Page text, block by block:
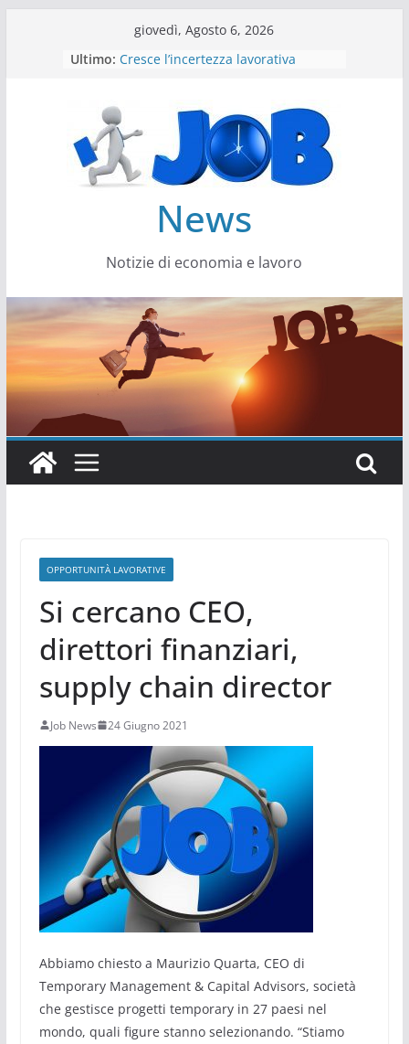
giovedì, Agosto 6, 2026
Ultimo: Cresce l’incertezza lavorativa
Il settore energy cambia veste
Servono più sustainability data
architect
News
Notizie di economia e lavoro
OPPORTUNITÀ LAVORATIVE
Si cercano CEO,
direttori finanziari,
supply chain director
Job News 24 Giugno 2021
Abbiamo chiesto a Maurizio Quarta, CEO di
Temporary Management & Capital Advisors, società
che gestisce progetti temporary in 27 paesi nel
mondo, quali figure stanno selezionando. “Stiamo